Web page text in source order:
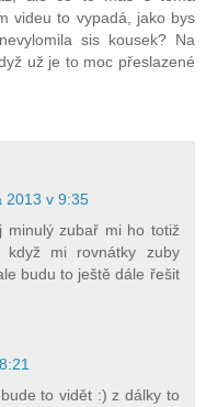
videu to vypadá, jako bys
sis kousek? Na
už je to moc přeslazené
2013 v 9:35
minulý zubař mi ho totiž
mi rovnátky zuby
budu to ještě dále řešit
to vidět :) z dálky to